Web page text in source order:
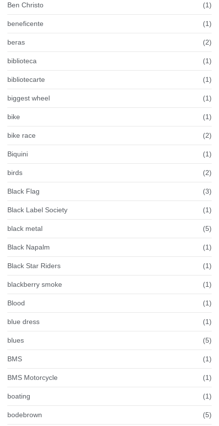
Ben Christo (1)
beneficente (1)
beras (2)
biblioteca (1)
bibliotecarte (1)
biggest wheel (1)
bike (1)
bike race (2)
Biquini (1)
birds (2)
Black Flag (3)
Black Label Society (1)
black metal (5)
Black Napalm (1)
Black Star Riders (1)
blackberry smoke (1)
Blood (1)
blue dress (1)
blues (5)
BMS (1)
BMS Motorcycle (1)
boating (1)
bodebrown (5)